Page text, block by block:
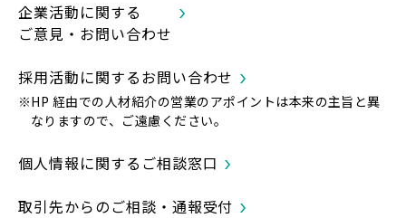
企業活動に関する
ご意見・お問い合わせ
採用活動に関するお問い合わせ
※HP 経由での人材紹介の営業のアポイントは本来の主旨と異
なりますので、ご遠慮ください。
個人情報に関するご相談窓口
取引先からのご相談・通報受付